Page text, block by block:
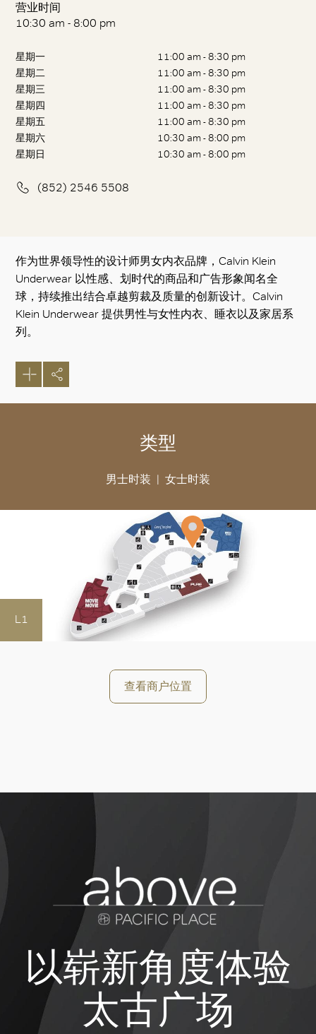
营业时间
10:30 am - 8:00 pm
星期一
11:00 am - 8:30 pm
星期二
11:00 am - 8:30 pm
星期三
11:00 am - 8:30 pm
星期四
11:00 am - 8:30 pm
星期五
11:00 am - 8:30 pm
星期六
10:30 am - 8:00 pm
星期日
10:30 am - 8:00 pm
(852) 2546 5508
作为世界领导性的设计师男女内衣品牌，Calvin Klein
Underwear 以性感、划时代的商品和广告形象闻名全
球，持续推出结合卓越剪裁及质量的创新设计。Calvin
Klein Underwear 提供男性与女性内衣、睡衣以及家居系
列。
类型
男士时装 女士时装
L1
查看商户位置
以崭新角度体验
太古广场